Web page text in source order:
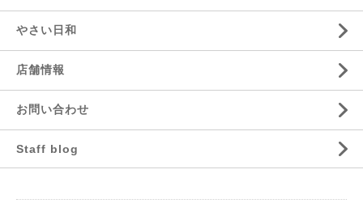
やさい日和
店舗情報
お問い合わせ
Staff blog